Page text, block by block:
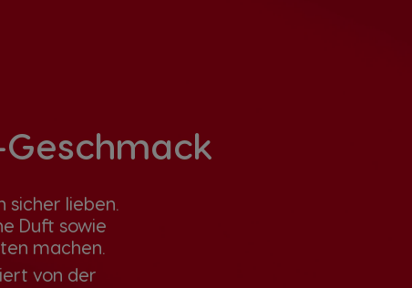
sicher lieben.
Duft sowie
machen.
von der